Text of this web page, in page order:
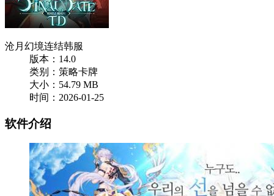
沧月幻境连结韩服
版本：14.0
类别：策略卡牌
大小：54.79 MB
时间：2026-01-25
软件介绍